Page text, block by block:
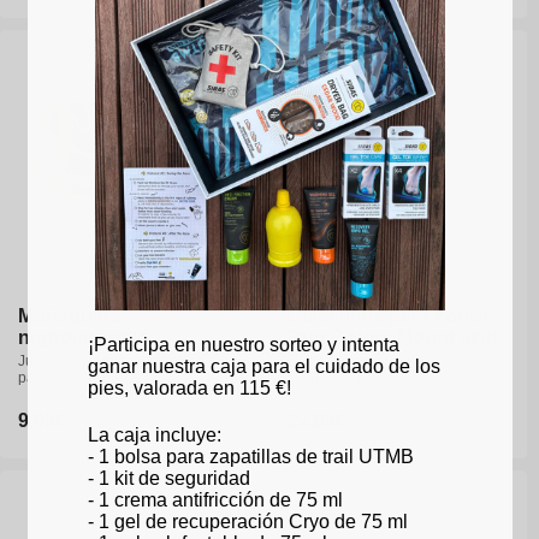
habitual
habitual
37-38
39-40
42-43
44-46
habitual
habitual
35-36 37-38
39-40
40-41
42-43
44-46
47-49
Muñequera
negro/amarillo
Juego de 2 cintas esponjosas
para la cabeza
Precio
9,95€
Nuevo
Calcetines para correr -
Run Colors Mount azul
Calcetín técnico, ligero y con
diseño gráfico
habitual
Calcetines para correr -
Run Colors Mount azul
Calcetín técnico, ligero y con
diseño gráfico
habitual
¡Participa en nuestro sorteo y intenta
ganar nuestra caja para el cuidado de los
pies, valorada en 115 €!
La caja incluye:
- 1 bolsa para zapatillas de trail UTMB
- 1 kit de seguridad
- 1 crema antifricción de 75 ml
- 1 gel de recuperación Cryo de 75 ml